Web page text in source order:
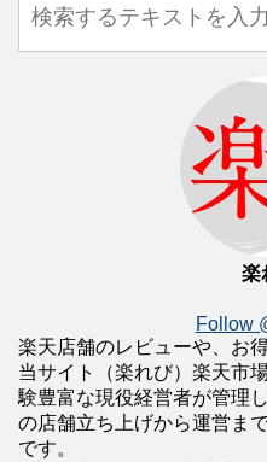
楽
Follow
楽天店舗のレビューや、お
当サイト（楽れび）楽天市
験豊富な現役経営者が管理
の店舗立ち上げから運営ま
です。